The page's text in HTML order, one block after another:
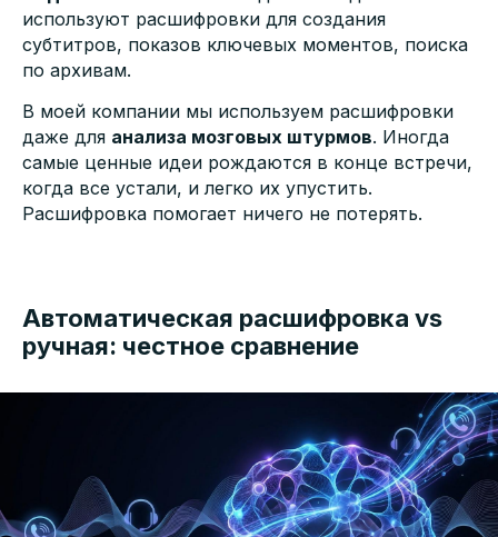
используют расшифровки для создания
субтитров, показов ключевых моментов, поиска
по архивам.
В моей компании мы используем расшифровки
даже для анализа мозговых штурмов. Иногда
самые ценные идеи рождаются в конце встречи,
когда все устали, и легко их упустить.
Расшифровка помогает ничего не потерять.
Автоматическая расшифровка vs
ручная: честное сравнение